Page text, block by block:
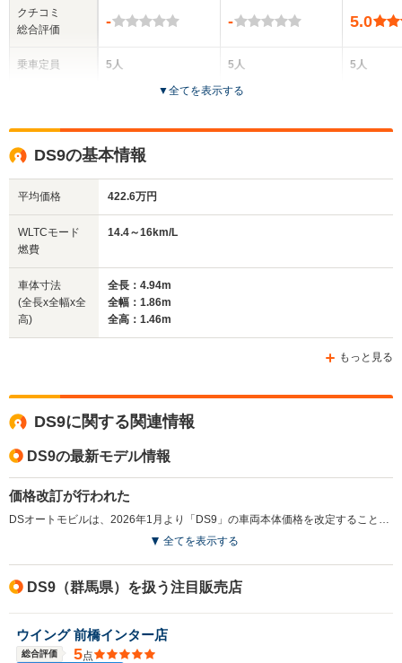
クチコミ
総合評価
乗車定員
サイズ
(全長x全幅x全高)
WLTCモード
燃費
排気量
駆動方式
-
5人
全幅
1.9m
12.5km/L
16.7km/L
└高速道路:15.5～
17.0km/L
1598cc
FF、4WD
-
5人
5ドア
└高速道路:18.1～
1199～1598cc
FF
5.0
5人
└高速道
1598～
FF、4WD
▼全てを表示する
DS9の基本情報
平均価格 422.6万円
WLTCモード
燃費
14.4～16km/L
車体寸法
(全長x全幅x全
高)
全長：4.94m
全幅：1.86m
全高：1.46m
もっと見る
DS9に関する関連情報
DS9の最新モデル情報
価格改訂が行われた
DSオートモビルは、2026年1月より「DS9」の車両本体価格を改定することを発表した。急激な円安や製造コスト、物流コストの高騰に対応するための価格改定となっている。（2026.1）
全てを表示する
DS9（群馬県）を扱う注目販売店
ウイング 前橋インター店
総合評価 5点